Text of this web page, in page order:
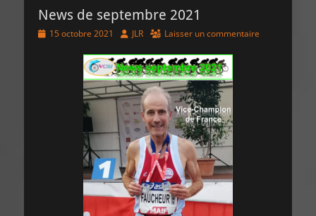
News de septembre 2021
Posted15 octobre 2021 Author
JLR Laisser un commentaire